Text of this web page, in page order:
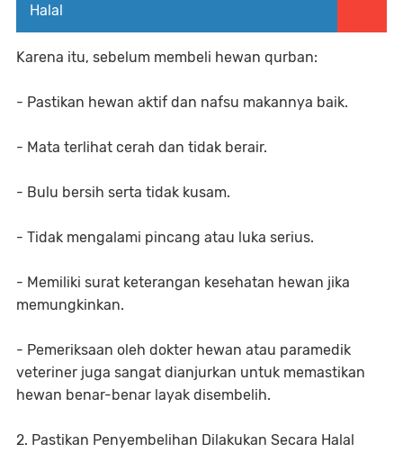
Halal
Karena itu, sebelum membeli hewan qurban:
- Pastikan hewan aktif dan nafsu makannya baik.
- Mata terlihat cerah dan tidak berair.
- Bulu bersih serta tidak kusam.
- Tidak mengalami pincang atau luka serius.
- Memiliki surat keterangan kesehatan hewan jika
memungkinkan.
- Pemeriksaan oleh dokter hewan atau paramedik
veteriner juga sangat dianjurkan untuk memastikan
hewan benar-benar layak disembelih.
2. Pastikan Penyembelihan Dilakukan Secara Halal